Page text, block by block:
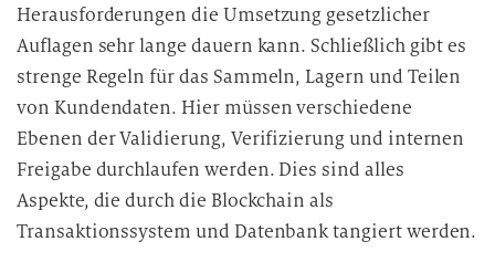
Herausforderungen die Umsetzung gesetzlicher
Auflagen sehr lange dauern kann. Schließlich gibt es
strenge Regeln für das Sammeln, Lagern und Teilen
von Kundendaten. Hier müssen verschiedene
Ebenen der Validierung, Verifizierung und internen
Freigabe durchlaufen werden. Dies sind alles
Aspekte, die durch die Blockchain als
Transaktionssystem und Datenbank tangiert werden.